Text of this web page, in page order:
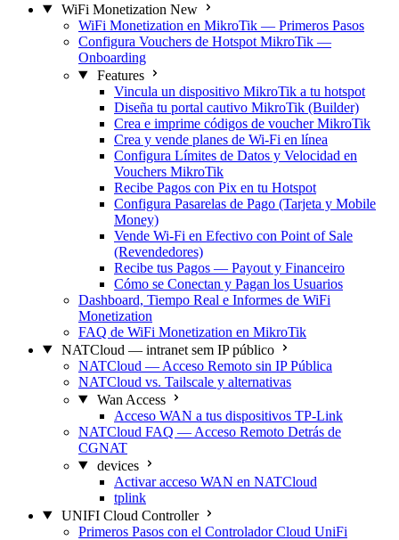
WiFi Monetization New
WiFi Monetization en MikroTik — Primeros Pasos
Configura Vouchers de Hotspot MikroTik —
Onboarding
Features
Vincula un dispositivo MikroTik a tu hotspot
Diseña tu portal cautivo MikroTik (Builder)
Crea e imprime códigos de voucher MikroTik
Crea y vende planes de Wi-Fi en línea
Configura Límites de Datos y Velocidad en
Vouchers MikroTik
Recibe Pagos con Pix en tu Hotspot
Configura Pasarelas de Pago (Tarjeta y Mobile
Money)
Vende Wi-Fi en Efectivo con Point of Sale
(Revendedores)
Recibe tus Pagos — Payout y Financeiro
Cómo se Conectan y Pagan los Usuarios
Dashboard, Tiempo Real e Informes de WiFi
Monetization
FAQ de WiFi Monetization en MikroTik
NATCloud — intranet sem IP público
NATCloud — Acceso Remoto sin IP Pública
NATCloud vs. Tailscale y alternativas
Wan Access
Acceso WAN a tus dispositivos TP-Link
NATCloud FAQ — Acceso Remoto Detrás de
CGNAT
devices
Activar acceso WAN en NATCloud
tplink
UNIFI Cloud Controller
Primeros Pasos con el Controlador Cloud UniFi